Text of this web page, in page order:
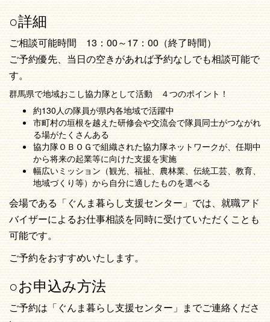
○詳細
ご相談可能時間 13：00～17：00（終了時間）
ご予約優先、当日の空きがあれば予約なしでも相談可能で
す。
群馬県で地域おこし協力隊として活動 ４つのポイント！
約130人の隊員が県内各地域で活躍中
市町村の垣根を越えた研修会や交流会で隊員同士がつながれ
る場がたくさんある
協力隊ＯＢＯＧで組織された協力隊ネットワークが、任期中
から将来の起業等に向けた支援を実施
幅広いミッション（観光、福祉、農林業、伝統工芸、教育、
地域づくり等）から自分に適したものを選べる
会場である「ぐんま暮らし支援センター」では、就職アド
バイザーによるお仕事相談を同時に受けていただくことも
可能です。
ご予約をおすすめいたします。
○お申込み方法
ご予約は「ぐんま暮らし支援センター」までご連絡くださ